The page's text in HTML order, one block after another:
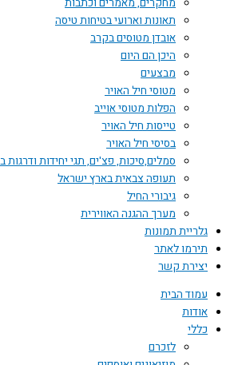
תאונות וארועי בטיחות טיסה
אובדן מטוסים בקרב
היכן הם היום
מבצעים
מטוסי חיל האויר
הפלות מטוסי אוייב
טייסות חיל האויר
בסיסי חיל האויר
סמלים,סיכות, פצ'ים, תגי יחידות ודרגות
תעופה צבאית בארץ ישראל
גיבורי החיל
מערך ההגנה האווירית
גלריית תמונות
תירמו לאתר
יצירת קשר
עמוד הבית
אודות
כללי
לזכרם